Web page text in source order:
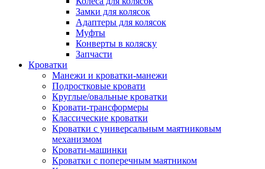
Замки для колясок
Адаптеры для колясок
Муфты
Конверты в коляску
Запчасти
Кроватки
Манежи и кроватки-манежи
Подростковые кровати
Круглые/овальные кроватки
Кровати-трансформеры
Классические кроватки
Кроватки с универсальным маятниковым
механизмом
Кровати-машинки
Кроватки с поперечным маятником